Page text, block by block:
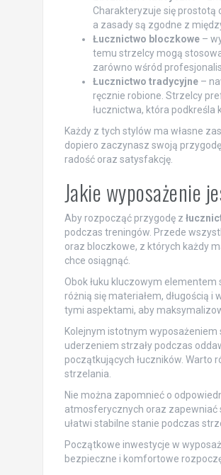
Charakteryzuje się prostotą
a zasady są zgodne z
Łucznictwo bloczkowe–
temu strzelcy mogą
zarówno wśród
Łucznictwo tradycyjne–
ręcznie robione. Strzelcy
łucznictwa, która podkreśla
Każdy z tych stylów ma własne
dopiero zaczynasz swoją
radość oraz satysfakcję.
Jakie wyposażenie
Aby rozpocząć przygodę z
podczas treningów. Przede
oraz bloczkowe, z których każdy
chce osiągnąć.
Obok łuku kluczowym elementem
różnią się materiałem, długością i
tymi aspektami, aby
Kolejnym istotnym wyposażeniem
uderzeniem strzały podczas
początkujących łuczników. Warto
strzelania.
Nie można zapomnieć o
atmosferycznych oraz zapewniać
ułatwi stabilne stanie podczas
Początkowe inwestycje w
bezpieczne i komfortowe